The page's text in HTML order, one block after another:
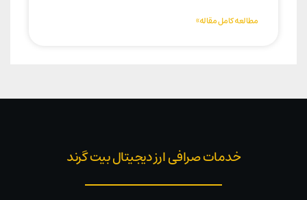
مطالعه کامل مقاله»
خدمات صرافی ارز دیجیتال بیت گرند